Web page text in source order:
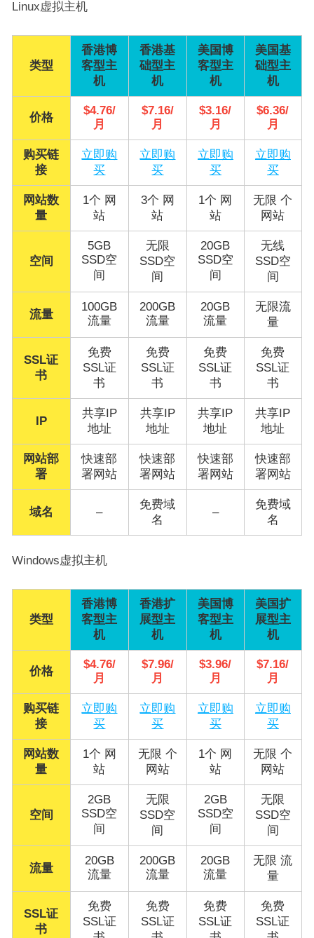
Linux虚拟主机
类型
香港博
客型主
机
香港基
础型主
机
美国博
客型主
机
美国基
础型主
机
价格
$4.76/
月
$7.16/
月
$3.16/
月
$6.36/
月
购买链
接
立即购
买
立即购
买
立即购
买
立即购
买
网站数
量
1个 网
站
3个 网
站
1个 网
站
无限 个
网站
空间
5GB
SSD空
间
无限
SSD空
间
20GB
SSD空
间
无线
SSD空
间
流量
100GB
流量
200GB
流量
20GB
流量
无限流
量
SSL证
书
免费
SSL证
书
免费
SSL证
书
免费
SSL证
书
免费
SSL证
书
IP
共享IP
地址
共享IP
地址
共享IP
地址
共享IP
地址
网站部
署
快速部
署网站
快速部
署网站
快速部
署网站
快速部
署网站
域名 –
免费域
名
–
免费域
名
Windows虚拟主机
类型
香港博
客型主
机
香港扩
展型主
机
美国博
客型主
机
美国扩
展型主
机
价格
$4.76/
月
$7.96/
月
$3.96/
月
$7.16/
月
购买链
接
立即购
买
立即购
买
立即购
买
立即购
买
网站数
量
1个 网
站
无限 个
网站
1个 网
站
无限 个
网站
空间
2GB
SSD空
间
无限
SSD空
间
2GB
SSD空
间
无限
SSD空
间
流量
20GB
流量
200GB
流量
20GB
流量
无限 流
量
SSL证
书
免费
SSL证
免费
SSL证
免费
SSL证
免费
SSL证